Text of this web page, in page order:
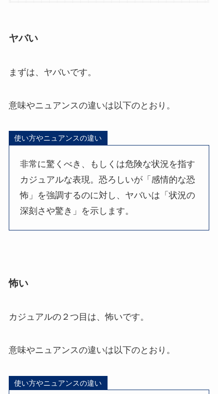
ヤバい
まずは、ヤバいです。
意味やニュアンスの違いは以下のとおり。
使い方やニュアンスの違い
非常に驚くべき、もしくは危険な状況を指す
カジュアルな表現。恐ろしいが「感情的な恐
怖」を強調するのに対し、ヤバいは「状況の
深刻さや驚き」を示します。
怖い
カジュアルの２つ目は、怖いです。
意味やニュアンスの違いは以下のとおり。
使い方やニュアンスの違い